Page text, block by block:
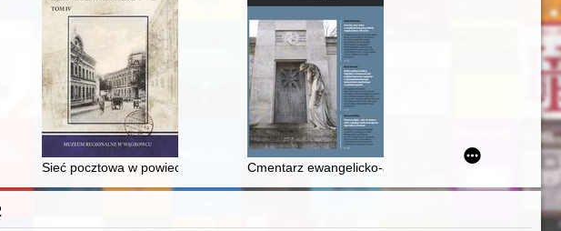
wyroku Bundesgerichtshof z dnia 19.07.2018 r
Dziedzice od zarania do 3. ćwierci XVI wieku w świetle badań nie tylko archeologicznych
Sieć pocztowa w powiecie wągrowieckim do 1939 rCmentarz ewangelicko-augsburski w Ozorkowie i